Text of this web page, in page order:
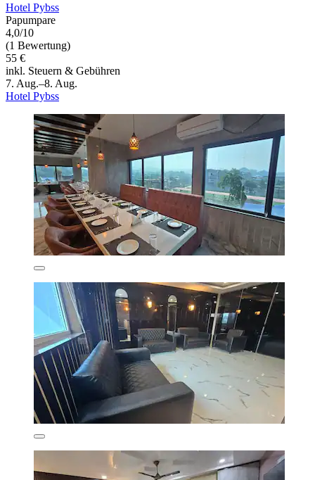
Hotel Pybss
Papumpare
4,0/10
(1 Bewertung)
55 €
inkl. Steuern & Gebühren
7. Aug.–8. Aug.
Hotel Pybss